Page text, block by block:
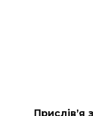
Прислів’я